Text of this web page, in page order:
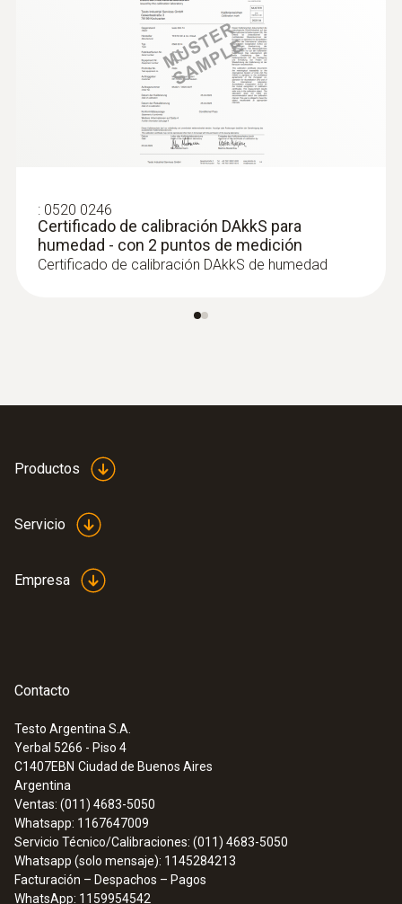
: 0520 0246
Certificado de calibración DAkkS para
humedad - con 2 puntos de medición
Certificado de calibración DAkkS de humedad
Productos
Servicio
Empresa
Contacto
Testo Argentina S.A.
Yerbal 5266 - Piso 4
C1407EBN Ciudad de Buenos Aires
Argentina
Ventas: (011) 4683-5050
Whatsapp: 1167647009
Servicio Técnico/Calibraciones: (011) 4683-5050
Whatsapp (solo mensaje): 1145284213
Facturación – Despachos – Pagos
WhatsApp: 1159954542